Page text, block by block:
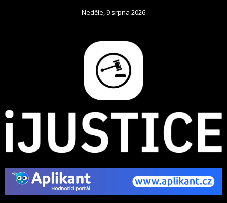
Neděle, 9 srpna 2026